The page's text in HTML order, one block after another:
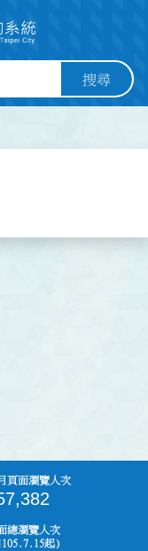
搜尋
頁面瀏覽人次
總瀏覽人次
起)